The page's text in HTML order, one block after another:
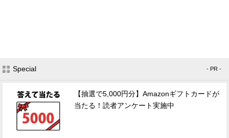
Special - PR -
【抽選で5,000円分】Amazonギフトカードが
当たる！読者アンケート実施中